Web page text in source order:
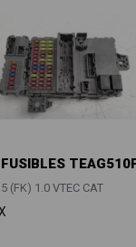
(FK) 1.0 VTEC CAT